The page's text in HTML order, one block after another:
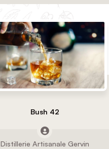
Bush 42
Distillerie Artisanale Gervin